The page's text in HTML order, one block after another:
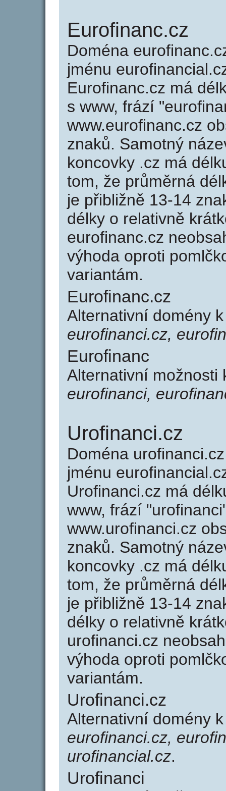
Eurofinanc.cz
Doména
jménu
Eurofinanc.cz má
s www, frází
www.eurofinanc.cz
znaků. Samotný
koncovky .cz má
tom, že průměrná
je přibližně 13-14
délky o relativně
eurofinanc.cz
výhoda oproti
variantám.
Eurofinanc.cz
Alternativní domény
eurofinanci.cz,
Eurofinanc
Alternativní možnosti
eurofinanci,
Urofinanci.cz
Doména
jménu
Urofinanci.cz má
www, frází
www.urofinanci.cz
znaků. Samotný
koncovky .cz má
tom, že průměrná
je přibližně 13-14
délky o relativně
urofinanci.cz
výhoda oproti
variantám.
Urofinanci.cz
Alternativní domény
eurofinanci.cz,
urofinancial.cz.
Urofinanci